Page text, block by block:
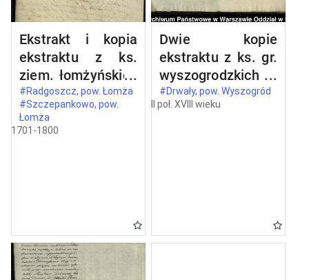
Ekstrakt i kopia
ekstraktu z ks.
ziem. łomżyńskich
wizji granic z 1524
roku między
dobrami opata
szlacheckimi
Radgoszcz
#Radgoszcz, pow. Łomża
#Szczepankowo, pow.
Łomża
1701-1800
Dwie kopie
ekstraktu z ks. gr.
wyszogrodzkich
oblaty z 1731 roku
dokumentu, w
przywilej
#Drwały, pow. Wyszogród
II poł. XVIII wieku